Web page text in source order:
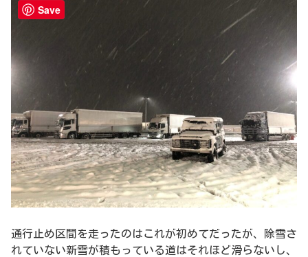
通行止め区間を走ったのはこれが初めてだったが、除雪さ
れていない新雪が積もっている道はそれほど滑らないし、
Save